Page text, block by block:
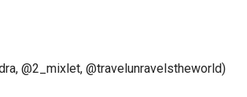
@2_mixlet, @travelunravelstheworld)